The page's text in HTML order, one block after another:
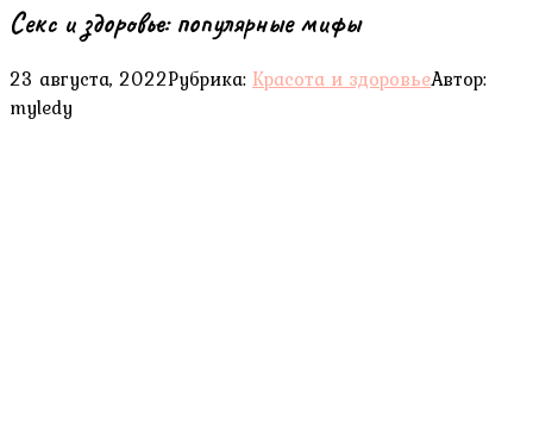
Секс и здоровье: популярные мифы
23 августа, 2022Рубрика: Красота и здоровьеАвтор:
myledy